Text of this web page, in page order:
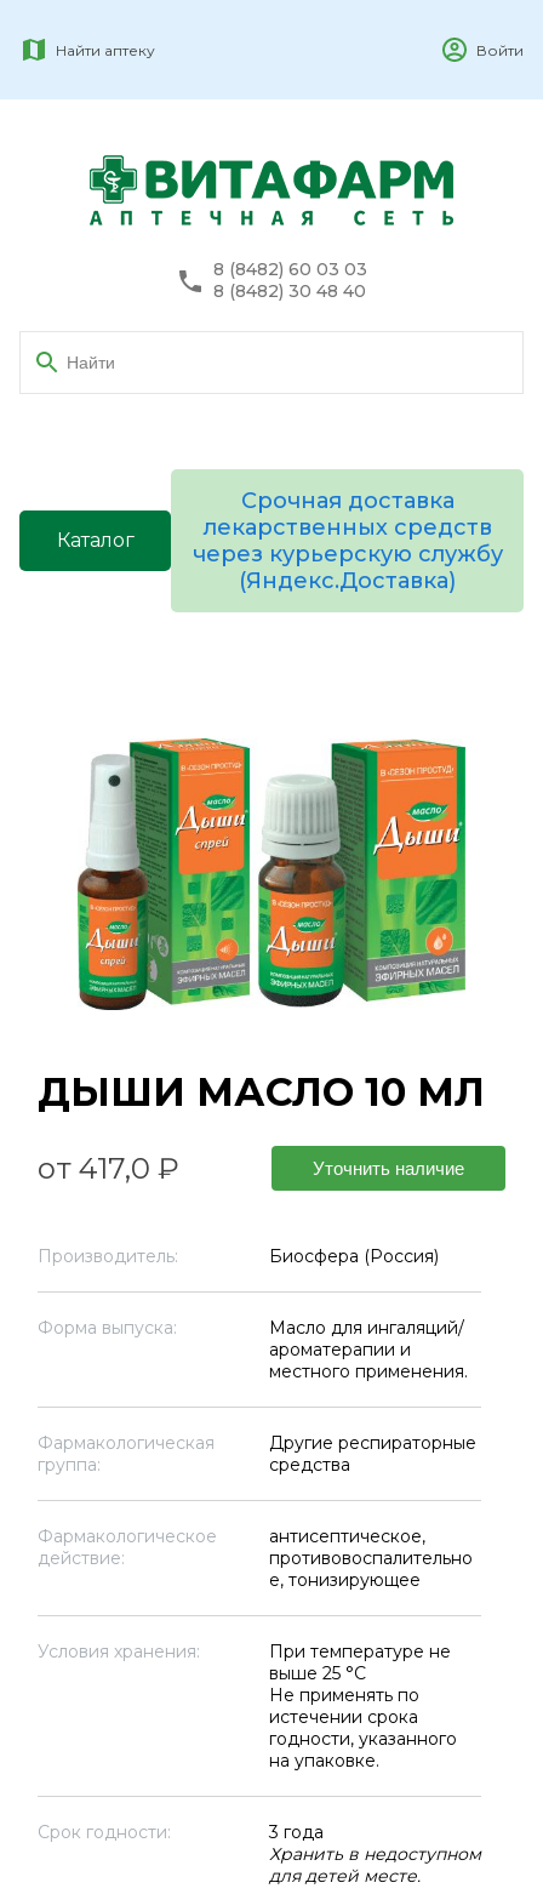
Найти аптеку Войти
8 (8482) 60 03 03
8 (8482) 30 48 40
Каталог
Срочная доставка
лекарственных средств
через курьерскую службу
(Яндекс.Доставка)
ДЫШИ МАСЛО 10 МЛ
от 417,0 ₽ Уточнить наличие
Производитель: Биосфера (Россия)
Форма выпуска:
Масло для ингаляций/
ароматерапии и
местного применения.
Фармакологическая
группа:
Другие респираторные
средства
Фармакологическое
действие:
антисептическое,
противовоспалительно
е, тонизирующее
Условия хранения:
При температуре не
выше 25 °C
Не применять по
истечении срока
годности, указанного
на упаковке.
Срок годности:
3 года
Хранить в недоступном
для детей месте.